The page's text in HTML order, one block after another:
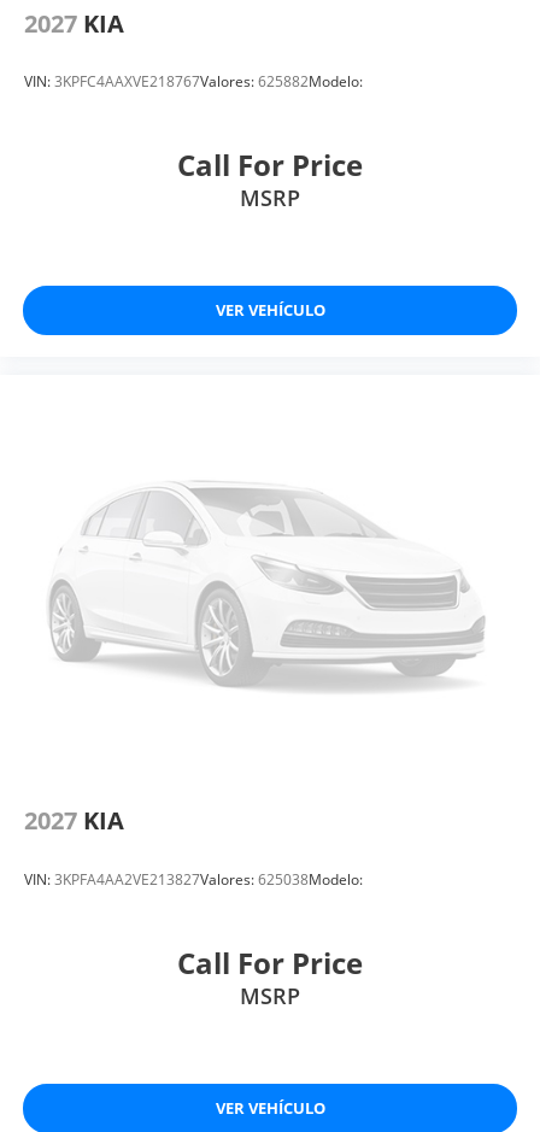
2027 KIA
VIN:3KPFC4AAXVE218767Valores:625882Modelo:
Call For Price
MSRP
VER VEHÍCULO
2027 KIA
VIN:3KPFA4AA2VE213827Valores:625038Modelo:
Call For Price
MSRP
VER VEHÍCULO